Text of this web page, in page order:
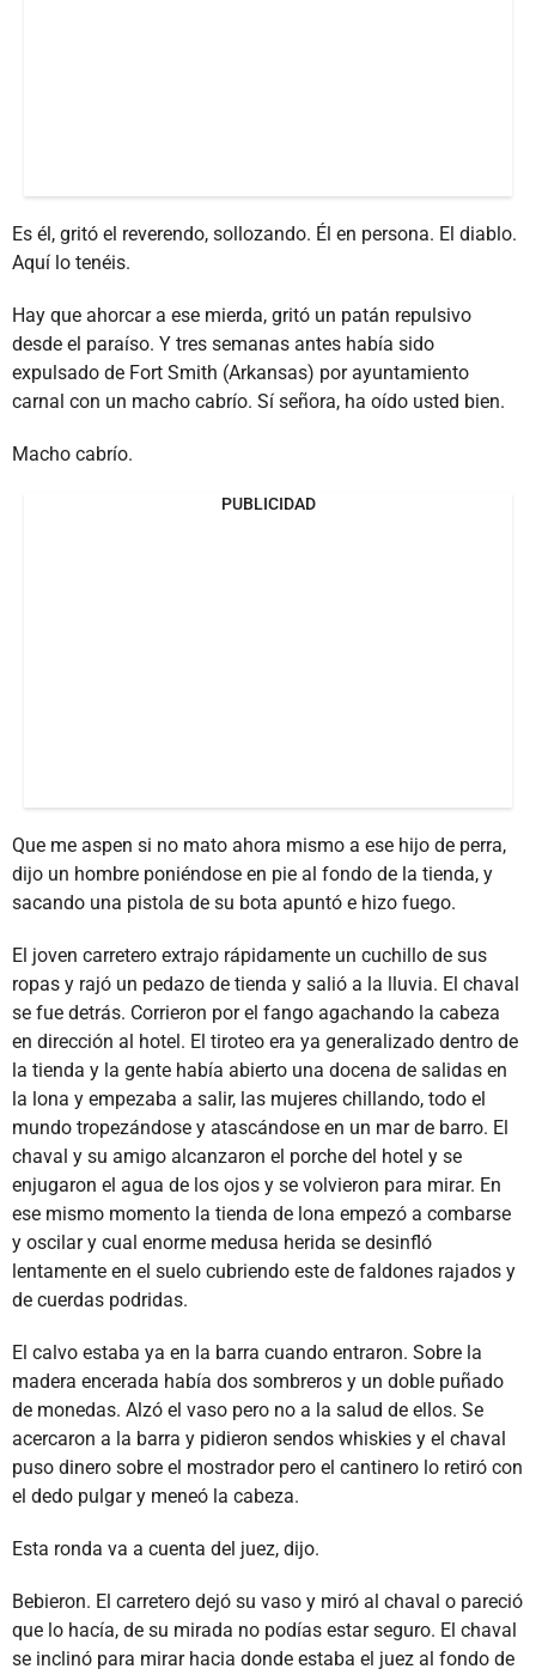
Es él, gritó el reverendo, sollozando. Él en persona. El diablo.
Aquí lo tenéis.
Hay que ahorcar a ese mierda, gritó un patán repulsivo
desde el paraíso. Y tres semanas antes había sido
expulsado de Fort Smith (Arkansas) por ayuntamiento
carnal con un macho cabrío. Sí señora, ha oído usted bien.
Macho cabrío.
PUBLICIDAD
Que me aspen si no mato ahora mismo a ese hijo de perra,
dijo un hombre poniéndose en pie al fondo de la tienda, y
sacando una pistola de su bota apuntó e hizo fuego.
El joven carretero extrajo rápidamente un cuchillo de sus
ropas y rajó un pedazo de tienda y salió a la lluvia. El chaval
se fue detrás. Corrieron por el fango agachando la cabeza
en dirección al hotel. El tiroteo era ya generalizado dentro de
la tienda y la gente había abierto una docena de salidas en
la lona y empezaba a salir, las mujeres chillando, todo el
mundo tropezándose y atascándose en un mar de barro. El
chaval y su amigo alcanzaron el porche del hotel y se
enjugaron el agua de los ojos y se volvieron para mirar. En
ese mismo momento la tienda de lona empezó a combarse
y oscilar y cual enorme medusa herida se desinfló
lentamente en el suelo cubriendo este de faldones rajados y
de cuerdas podridas.
El calvo estaba ya en la barra cuando entraron. Sobre la
madera encerada había dos sombreros y un doble puñado
de monedas. Alzó el vaso pero no a la salud de ellos. Se
acercaron a la barra y pidieron sendos whiskies y el chaval
puso dinero sobre el mostrador pero el cantinero lo retiró con
el dedo pulgar y meneó la cabeza.
Esta ronda va a cuenta del juez, dijo.
Bebieron. El carretero dejó su vaso y miró al chaval o pareció
que lo hacía, de su mirada no podías estar seguro. El chaval
se inclinó para mirar hacia donde estaba el juez al fondo de